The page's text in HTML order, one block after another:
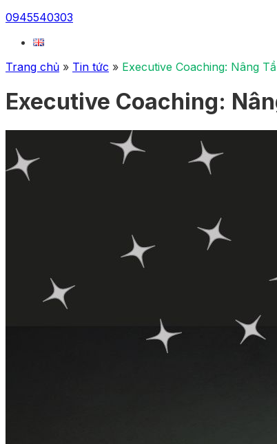
0945540303
Trang chủ » Tin tức » Executive Coaching: Nâng
Executive Coaching: